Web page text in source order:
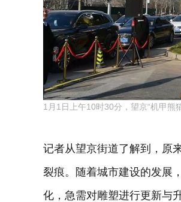
1月1日上午10时30分，望京“机甲熊
记者从望京街道了解到，原
裂痕。随着城市建设的发展
化，急需对雕塑进行更新与升